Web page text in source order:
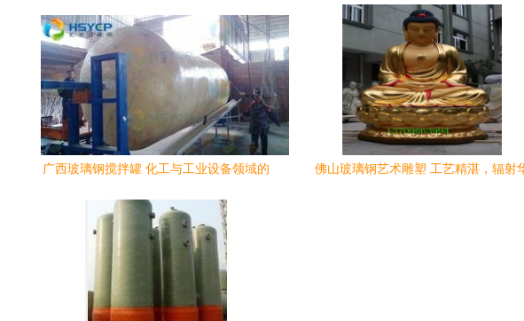
广西玻璃钢搅拌罐 化工与工业设备领域的
佛山玻璃钢艺术雕塑 工艺精湛，辐射